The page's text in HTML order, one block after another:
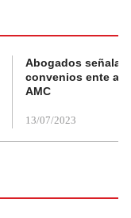
Abogados
convenios ente
AMC
13/07/2023